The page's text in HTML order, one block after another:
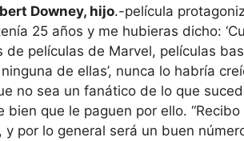
Downey, hijo.-película
25 años y me hubieras dicho:
de películas de Marvel, películas
de ellas’, nunca lo habría
no sea un fanático de lo que
que le paguen por ello.
por lo general será un buen